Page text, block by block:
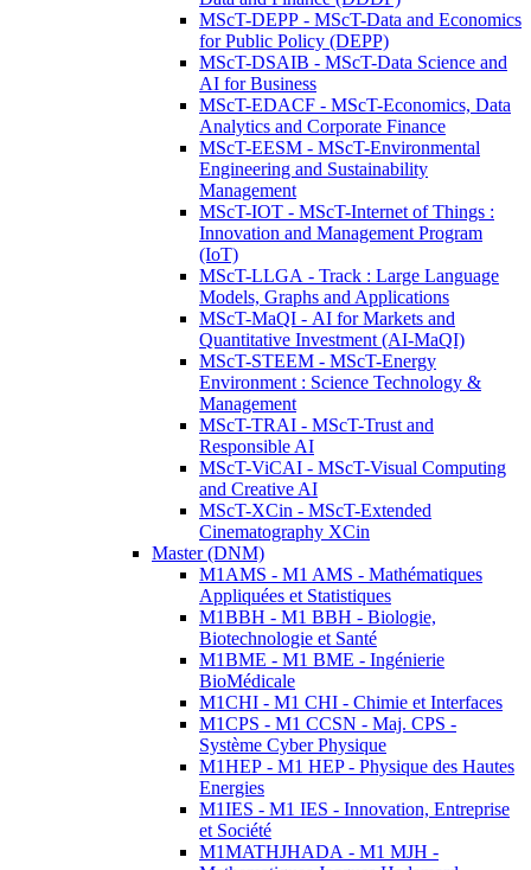
MScT-DEPP - MScT-Data and Economics
for Public Policy (DEPP)
MScT-DSAIB - MScT-Data Science and
AI for Business
MScT-EDACF - MScT-Economics, Data
Analytics and Corporate Finance
MScT-EESM - MScT-Environmental
Engineering and Sustainability
Management
MScT-IOT - MScT-Internet of Things :
Innovation and Management Program
(IoT)
MScT-LLGA - Track : Large Language
Models, Graphs and Applications
MScT-MaQI - AI for Markets and
Quantitative Investment (AI-MaQI)
MScT-STEEM - MScT-Energy
Environment : Science Technology &
Management
MScT-TRAI - MScT-Trust and
Responsible AI
MScT-ViCAI - MScT-Visual Computing
and Creative AI
MScT-XCin - MScT-Extended
Cinematography XCin
Master (DNM)
M1AMS - M1 AMS - Mathématiques
Appliquées et Statistiques
M1BBH - M1 BBH - Biologie,
Biotechnologie et Santé
M1BME - M1 BME - Ingénierie
BioMédicale
M1CHI - M1 CHI - Chimie et Interfaces
M1CPS - M1 CCSN - Maj. CPS -
Système Cyber Physique
M1HEP - M1 HEP - Physique des Hautes
Energies
M1IES - M1 IES - Innovation, Entreprise
et Société
M1MATHJHADA - M1 MJH -